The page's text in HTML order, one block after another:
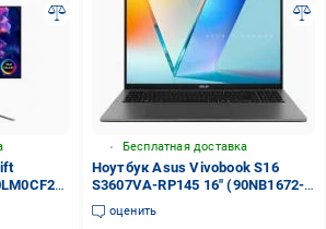
Бесплатная доставка
Ноутбук Asus Vivobook S16
S3607VA-RP145 16" (90NB1672-
M00A30) matte grey
оценить